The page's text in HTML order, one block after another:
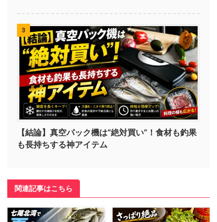
3
【結論】真空パック機は“絶対買い”！食材も釣果
も長持ちする神アイテム
関連記事はこちら